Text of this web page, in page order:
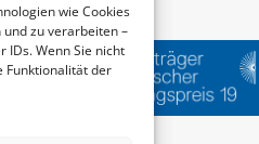
wie Cookies
zu verarbeiten –
IDs. Wenn Sie nicht
Funktionalität der